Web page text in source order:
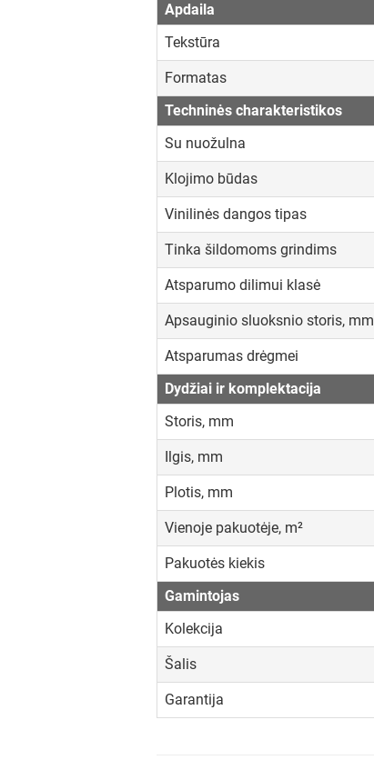
Apdaila
Tekstūra
Formatas
Techninės charakteristikos
Su nuožulna
Klojimo būdas
Vinilinės dangos tipas
Tinka šildomoms grindims
Atsparumo dilimui klasė
Apsauginio sluoksnio storis, mm
Atsparumas drėgmei
Dydžiai ir komplektacija
Storis, mm
Ilgis, mm
Plotis, mm
Vienoje pakuotėje, m²
Pakuotės kiekis
Gamintojas
Kolekcija
Šalis
Garantija